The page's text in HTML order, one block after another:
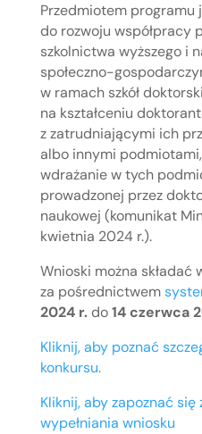
Przedmiotem programu
do rozwoju współpracy
szkolnictwa wyższego i
społeczno-
w ramach szkół
na kształceniu
z zatrudniającymi ich
albo innymi
wdrażanie w tych
prowadzonej przez
naukowej (komunikat
kwietnia 2024 r.).
Wnioski można składać
za pośrednictwem
2024 r.do14 czerwca
Kliknij, aby poznać
konkursu.
Kliknij, aby zapoznać się
wypełniania wniosku